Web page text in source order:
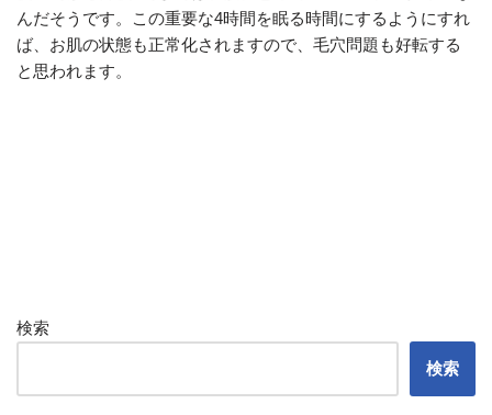
んだそうです。この重要な4時間を眠る時間にするようにすれ
ば、お肌の状態も正常化されますので、毛穴問題も好転する
と思われます。
検索
検索